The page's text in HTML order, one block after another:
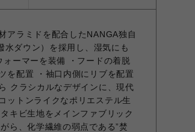
アラミドを配合したNANGA独自
ダウン）を採用し、湿気にも
ーマーを装備 ・フードの着脱
を配置 ・袖口内側にリブを配置
クラシカルなデザインに、現代
ットンライクなポリエステル生
キビ生地をメインファブリック
ら、化学繊維の弱点である”焚